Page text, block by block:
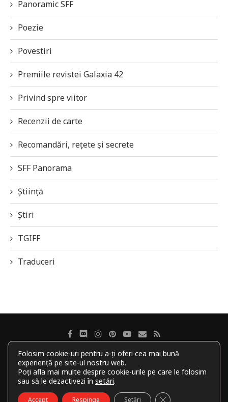
Panoramic SFF
Poezie
Povestiri
Premiile revistei Galaxia 42
Privind spre viitor
Recenzii de carte
Recomandări, rețete și secrete
SFF Panorama
Știință
Știri
TGIFF
Traduceri
Despre revistă Autorii noștri
Politica de cookie-uri
Politică de confidențialitate
Folosim cookie-uri pentru a-ți oferi cea mai bună
experiență pe site-ul nostru web.
Poți afla mai multe despre cookie-urile pe care le folosim
sau să le dezactivezi în setări.
Accept Respinge Setări CLOSE GDPR